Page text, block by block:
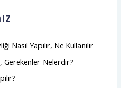
Nasıl Yapılır, Ne Kullanılır
Gerekenler Nelerdir?